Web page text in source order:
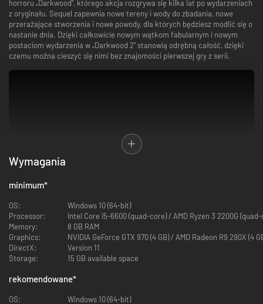
horroru „Darkwood”, którego akcja rozgrywa się kilka lat po wydarzeniach
z oryginału. Sequel zapewnia nowe tereny i wody do zbadania, nowe
przerażające stworzenia i nowe powody, dla których będziesz modlić się o
nastanie dnia. Dzięki całkowicie nowym wątkom fabularnym i nowym
postaciom wydarzenia w „Darkwood 2” stanowią odrębną całość, dzięki
czemu można cieszyć się nimi bez znajomości pierwszej gry z serii.
W wyniku upadku Związku Radzieckiego wysychające Morze Aralskie
stało się miejscem powstania anomalii – niespodziewanie wyrósł tu
upiorny las pochłaniający wszystko na swojej drodze. Nikt nie wie, skąd
wykorzystywanie natury.
wioski, zardzewiałe statki osiadłe na mieliznach, porzucone platformy
wiertnicze, a także elektrownie i fabryki na skraju upadku. Na jednej z
odludnych wysp znajduje się tajne laboratorium biologiczne, zaś gangi
szabrowników i motocyklistów, a także byli żołnierze próbują rządzić
pozostałą przy życiu populacją, wykorzystując strach. Nomadzi
przemierzają te ziemie bez chwili wytchnienia, dniem i nocą, gdyż nawet
W miarę jak świat zatraca swoje człowieczeństwo, zaś zepsucie sięga
coraz dalej, łatwo zacząć zadawać sobie pytanie – czy naprawdę lepiej
Wymagania
minimum*
OS:
Windows 10 (64-bit)
Processor:
Intel Core i5-6600 (quad-core) / AMD Ryzen 3 2200G
Memory:
8 GB RAM
Graphics:
NVIDIA GeForce GTX 970 (4 GB) / AMD Radeon R9 290X (4
DirectX:
Version 11
Storage:
15 GB available space
rekomendowane*
OS:
Windows 10 (64-bit)